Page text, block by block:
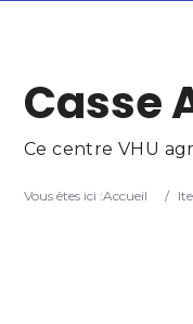
Casse
Ce centre VHU
Vous êtes ici :Accueil /